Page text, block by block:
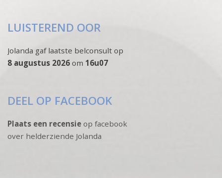
LUISTEREND OOR
Jolanda gaf laatste belconsult op
8 augustus 2026 om 16u07
DEEL OP FACEBOOK
Plaats een recensie op facebook
over helderziende Jolanda